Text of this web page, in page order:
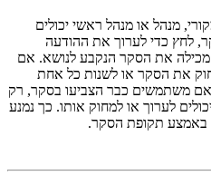
מנהל או מנהל ראשי יכולים
לחץ כדי לערוך את ההודעה
את הסקר הנקבע לנושא. אם
את הסקר או לשנות כל אחת
משתמשים כבר הצביעו בסקר, רק
לערוך או למחוק אותו. כך נמנע
באמצע תקופת הסקר.